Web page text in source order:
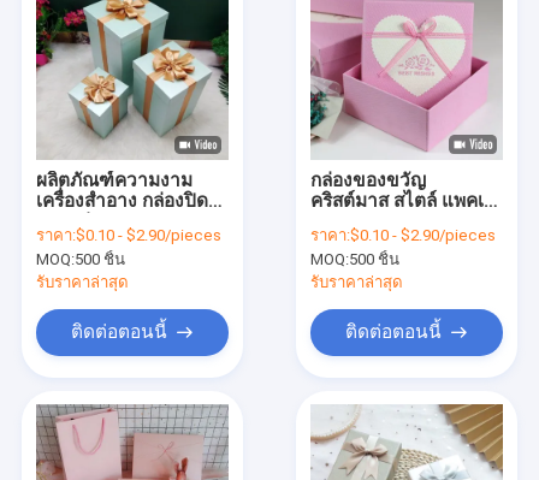
สินค้า
ผลิตภัณฑ์ความงาม
เครื่องสําอาง กล่องปิด
แข็งกล่องกระดาษพับ
ตามสั่ง
ราคา:$0.10 - $2.90/pieces
MOQ:500 ชิ้น
รับราคาล่าสุด
ติดต่อตอนนี้
กล่องของขวัญ
คริสต์มาส สไตล์ แพคเก
กระดาษกระดาษ
กระดาษกระดาษ
กระดาษกระดาษ
ราคา:$0.10 - $2.90/pieces
MOQ:500 ชิ้น
รับราคาล่าสุด
ติดต่อตอนนี้